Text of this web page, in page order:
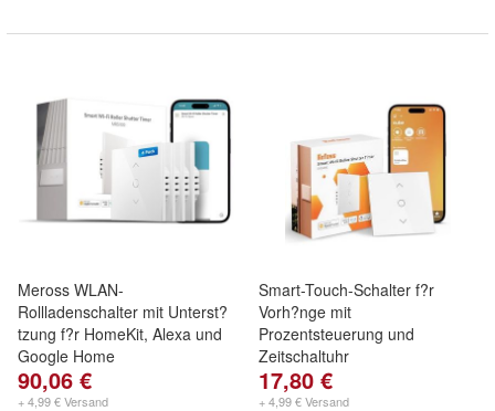
Meross WLAN-
Rollladenschalter mit Unterst?
tzung f?r HomeKit, Alexa und
Google Home
90,06 €
+ 4,99 € Versand
Smart-Touch-Schalter f?r
Vorh?nge mit
Prozentsteuerung und
Zeitschaltuhr
17,80 €
+ 4,99 € Versand